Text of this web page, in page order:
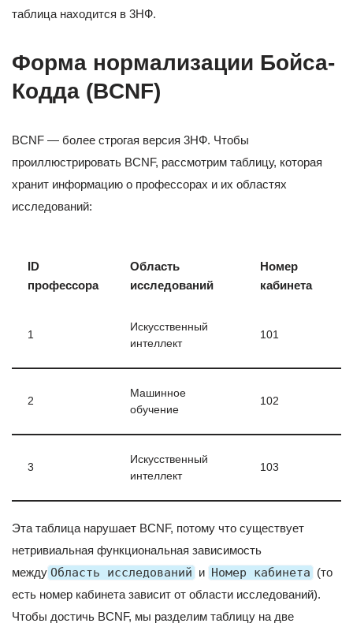
таблица находится в 3НФ.
Форма нормализации Бойса-
Кодда (BCNF)
BCNF — более строгая версия 3НФ. Чтобы
проиллюстрировать BCNF, рассмотрим таблицу, которая
хранит информацию о профессорах и их областях
исследований:
ID
профессора
Область
исследований
Номер
кабинета
1
Искусственный
интеллект
101
2
Машинное
обучение
102
3
Искусственный
интеллект
103
Эта таблица нарушает BCNF, потому что существует
нетривиальная функциональная зависимость
между Область исследований и Номер кабинета (то
есть номер кабинета зависит от области исследований).
Чтобы достичь BCNF, мы разделим таблицу на две